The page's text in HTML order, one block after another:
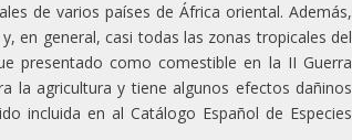
de varios países de África oriental. Además,
en general, casi todas las zonas tropicales del
presentado como comestible en la II Guerra
la agricultura y tiene algunos efectos dañinos
incluida en al Catálogo Español de Especies